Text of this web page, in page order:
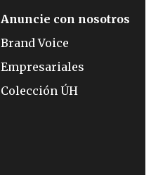
Anuncie con nosotros
Brand Voice
Empresariales
Colección ÚH